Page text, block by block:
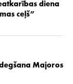
diena
ceļš”
Majoros